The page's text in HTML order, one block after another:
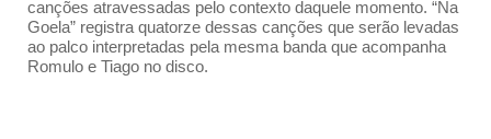
canções atravessadas pelo contexto daquele momento. “Na
Goela” registra quatorze dessas canções que serão levadas
ao palco interpretadas pela mesma banda que acompanha
Romulo e Tiago no disco.